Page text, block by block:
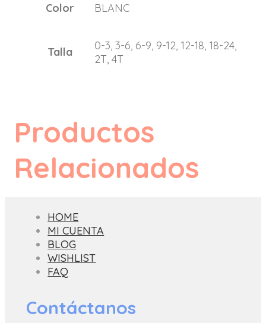
Color
BLANC
Talla
0-3, 3-6, 6-9, 9-12, 12-18, 18-24,
2T, 4T
Productos
Relacionados
HOME
MI CUENTA
BLOG
WISHLIST
FAQ
Contáctanos